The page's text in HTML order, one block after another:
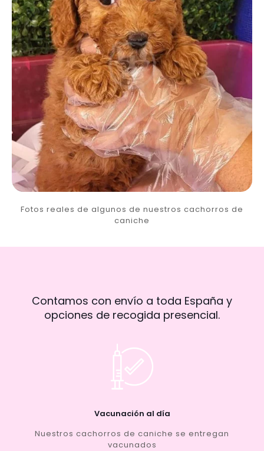
Fotos reales de algunos de nuestros cachorros de
caniche
Contamos con envío a toda España y
opciones de recogida presencial.
Vacunación al día
Nuestros cachorros de caniche se entregan
vacunados